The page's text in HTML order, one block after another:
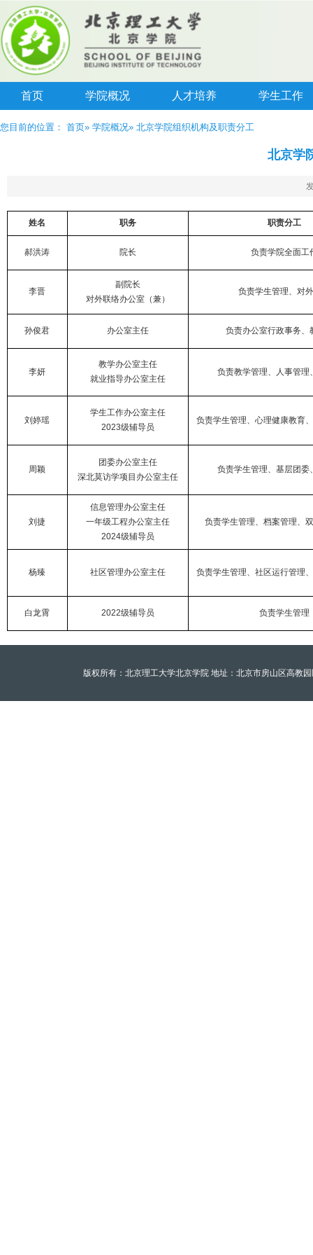
首页 学院概况 人才培养 学生工作
您目前的位置： 首页» 学院概况» 北京学院组织机构及职责分工
北京学
姓名 职务 职责分工
郝洪涛 院长 负责学院全面工
李晋
副院长
对外联络办公室（兼）
负责学生管理、对
孙俊君 办公室主任 负责办公室行政事务、
李妍
教学办公室主任
就业指导办公室主任
负责教学管理、人事管理
刘婷瑶
学生工作办公室主任
2023级辅导员
负责学生管理、心理健康教育
周颖
团委办公室主任
深北莫访学项目办公室主任
负责学生管理、 基层团委
刘捷
信息管理办公室主任
一年级工程办公室主任
2024级辅导员
负责学生管理、档案管理、
杨臻 社区管理办公室主任 负责学生管理、社区运行管理
白龙霄 2022级辅导员 负责学生管理
版权所有：北京理工大学北京学院 地址：北京市房山区高教园